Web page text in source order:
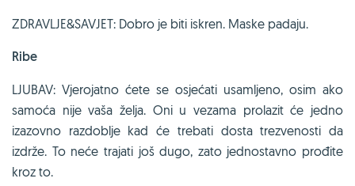
ZDRAVLJE&SAVJET: Dobro je biti iskren. Maske padaju.
Ribe
LJUBAV: Vjerojatno ćete se osjećati usamljeno, osim ako
samoća nije vaša želja. Oni u vezama prolazit će jedno
izazovno razdoblje kad će trebati dosta trezvenosti da
izdrže. To neće trajati još dugo, zato jednostavno prođite
kroz to.